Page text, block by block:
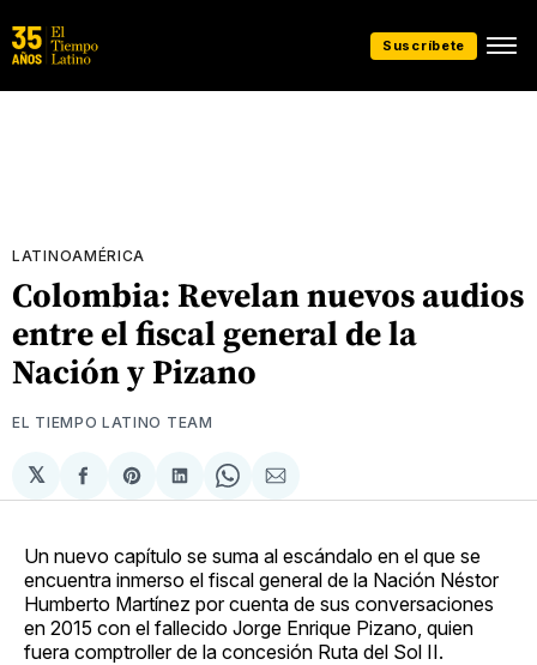
Suscríbete
LATINOAMÉRICA
Colombia: Revelan nuevos audios
entre el fiscal general de la
Nación y Pizano
EL TIEMPO LATINO TEAM
𝕏
Compartir
en
Share
on
Compartir
en
Share
on
Compartir
via
Un nuevo capítulo se suma al escándalo en el que se
encuentra inmerso el fiscal general de la Nación Néstor
Humberto Martínez por cuenta de sus conversaciones
en 2015 con el fallecido Jorge Enrique Pizano, quien
fuera comptroller de la concesión Ruta del Sol II.